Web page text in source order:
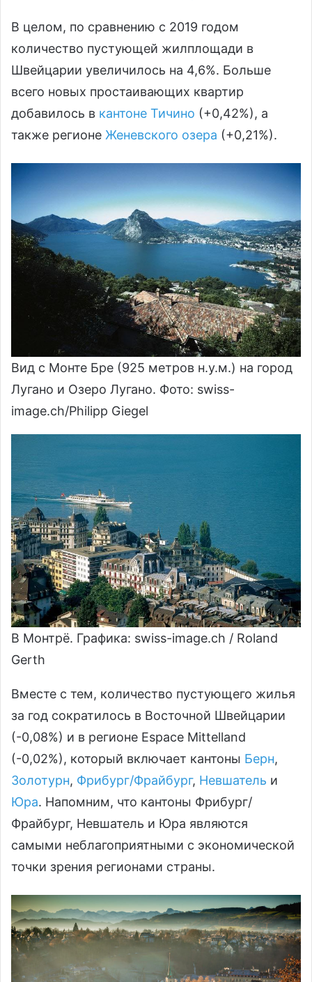
В целом, по сравнению с 2019 годом
количество пустующей жилплощади в
Швейцарии увеличилось на 4,6%. Больше
всего новых простаивающих квартир
добавилось в кантоне Тичино (+0,42%), а
также регионе Женевского озера (+0,21%).
Вид с Монте Бре (925 метров н.у.м.) на город
Лугано и Озеро Лугано. Фото: swiss-
imаgе.ch/Philipp Giegel
В Монтрё. Графика: swiss-imаgе.сh / Roland
Gerth
Вместе с тем, количество пустующего жилья
за год сократилось в Восточной Швейцарии
(-0,08%) и в регионе Espace Mittelland
(-0,02%), который включает кантоны Берн,
Золотурн, Фрибург/Фрайбург, Невшатель и
Юра. Напомним, что кантоны Фрибург/
Фрайбург, Невшатель и Юра являются
самыми неблагоприятными с экономической
точки зрения регионами страны.